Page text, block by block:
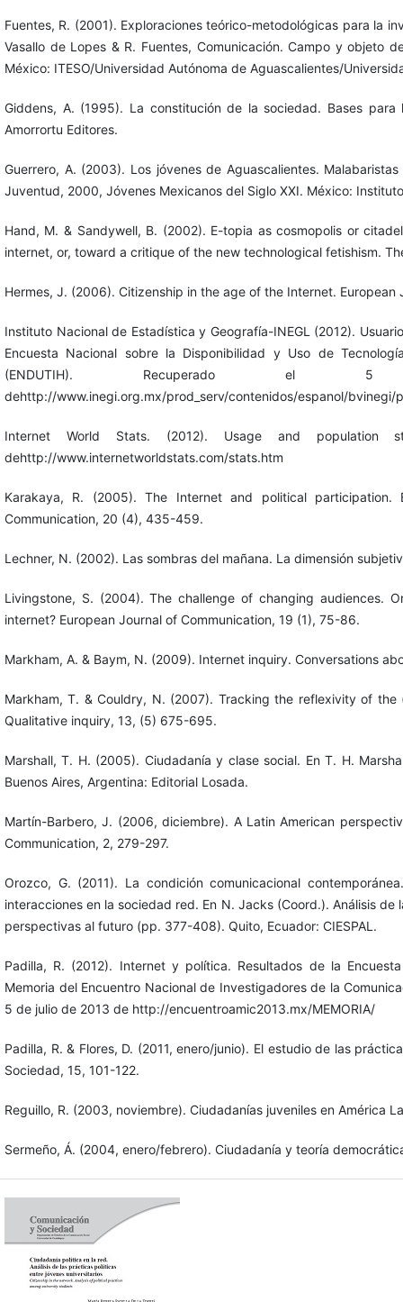
Fuentes, R. (2001). Exploraciones teórico-metodológicas para la
Vasallo de Lopes & R. Fuentes, Comunicación. Campo y objeto
México: ITESO/Universidad Autónoma de Aguascalientes/
Giddens, A. (1995). La constitución de la sociedad. Bases
Amorrortu Editores.
Guerrero, A. (2003). Los jóvenes de Aguascalientes.
Juventud, 2000, Jóvenes Mexicanos del Siglo XXI. México:
Hand, M. & Sandywell, B. (2002). E-topia as cosmopolis or
internet, or, toward a critique of the new technological fetishism.
Hermes, J. (2006). Citizenship in the age of the Internet.
Instituto Nacional de Estadística y Geografía-INEGL (2012).
Encuesta Nacional sobre la Disponibilidad y Uso de
(ENDUTIH).
dehttp://www.inegi.org.mx/prod_serv/contenidos/espanol/
Internet World Stats. (2012). Usage and
dehttp://www.internetworldstats.com/stats.htm
Karakaya, R. (2005). The Internet and political
Communication, 20 (4), 435-459.
Lechner, N. (2002). Las sombras del mañana. La dimensión
Livingstone, S. (2004). The challenge of changing audiences.
internet? European Journal of Communication, 19 (1), 75-86.
Markham, A. & Baym, N. (2009). Internet inquiry. Conversations
Markham, T. & Couldry, N. (2007). Tracking the reflexivity of
Qualitative inquiry, 13, (5) 675-695.
Marshall, T. H. (2005). Ciudadanía y clase social. En T. H.
Buenos Aires, Argentina: Editorial Losada.
Martín-Barbero, J. (2006, diciembre). A Latin American
Communication, 2, 279-297.
Orozco, G. (2011). La condición comunicacional
interacciones en la sociedad red. En N. Jacks (Coord.). Análisis
perspectivas al futuro (pp. 377-408). Quito, Ecuador: CIESPAL.
Padilla, R. (2012). Internet y política. Resultados de la
Memoria del Encuentro Nacional de Investigadores de la
5 de julio de 2013 de http://encuentroamic2013.mx/MEMORIA/
Padilla, R. & Flores, D. (2011, enero/junio). El estudio de las
Sociedad, 15, 101-122.
Reguillo, R. (2003, noviembre). Ciudadanías juveniles en América
Sermeño, Á. (2004, enero/febrero). Ciudadanía y teoría